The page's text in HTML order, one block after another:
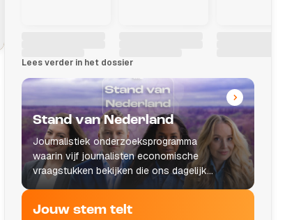
Lees verder in het dossier
Stand van Nederland
Journalistiek onderzoeksprogramma
waarin vijf journalisten economische
vraagstukken bekijken die ons dagelijks
leven raken.
Jouw stem telt